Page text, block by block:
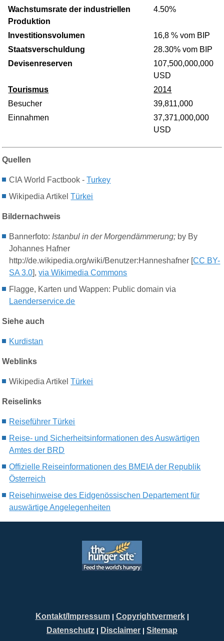
Wachstumsrate der industriellen
Produktion
4.50%
Investitionsvolumen
16,8 % vom BIP
Staatsverschuldung
28.30% vom BIP
Devisenreserven
107,500,000,000
USD
Tourismus
2014
Besucher
39,811,000
Einnahmen
37,371,000,000
USD
Quellen
CIA World Factbook -Turkey
Wikipedia ArtikelTürkei
Bildernachweis
Bannerfoto: Istanbul in derMorgendämmerung; by By
Johannes Hafner
http://de.wikipedia.org/wiki/Benutzer:Hanneshafner [CC BY-
SA 3.0],via Wikimedia Commons
Flagge, Karten und Wappen: Public domain via
Laenderservice.de
Siehe auch
Kurdistan
Weblinks
Wikipedia ArtikelTürkei
Reiselinks
Reiseführer Türkei
Reise- und Sicherheitsinformationen des Auswärtigen
Amtes der BRD
Offizielle Reiseinformationen des BMEIA der Republik
Österreich
Reisehinweise des Eidgenössischen Departement für
auswärtige Angelegenheiten
Kontakt/Impressum| Copyrightvermerk|
Datenschutz | Disclaimer | Sitemap